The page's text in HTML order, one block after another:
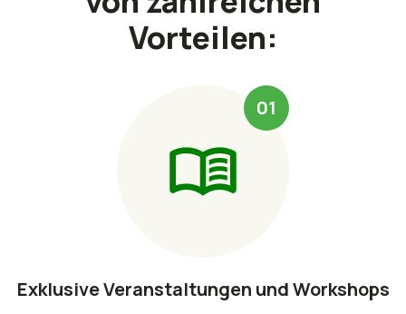
Vorteilen:
01
Exklusive Veranstaltungen und Workshops